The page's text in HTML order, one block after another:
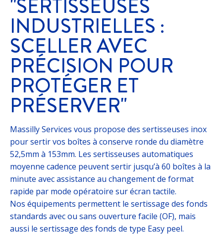
"SERTISSEUSES
INDUSTRIELLES :
SCELLER AVEC
PRÉCISION POUR
PROTÉGER ET
PRÉSERVER"
Massilly Services vous propose des sertisseuses inox
pour sertir vos boîtes à conserve ronde du diamètre
52,5mm à 153mm. Les sertisseuses automatiques
moyenne cadence peuvent sertir jusqu’à 60 boîtes à la
minute avec assistance au changement de format
rapide par mode opératoire sur écran tactile.
Nos équipements permettent le sertissage des fonds
standards avec ou sans ouverture facile (OF), mais
aussi le sertissage des fonds de type Easy peel.